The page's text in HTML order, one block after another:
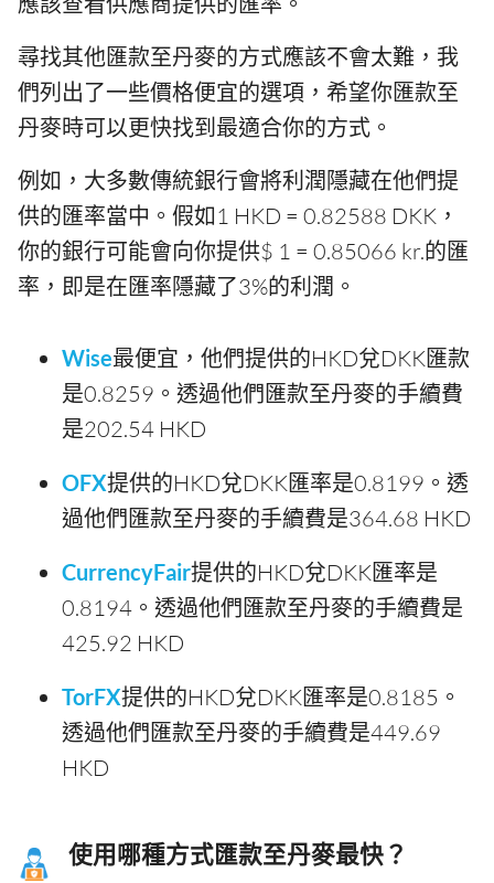
尋找其他匯款至丹麥的方式應該不會太難，我
們列出了一些價格便宜的選項，希望你匯款至
丹麥時可以更快找到最適合你的方式。
例如，大多數傳統銀行會將利潤隱藏在他們提
供的匯率當中。假如1 HKD = 0.82588 DKK，
你的銀行可能會向你提供$ 1 = 0.85066 kr.的匯
率，即是在匯率隱藏了3%的利潤。
Wise最便宜，他們提供的HKD兌DKK匯款
是0.8259。透過他們匯款至丹麥的手續費
是202.54 HKD
OFX提供的HKD兌DKK匯率是0.8199。透
過他們匯款至丹麥的手續費是364.68 HKD
CurrencyFair提供的HKD兌DKK匯率是
0.8194。透過他們匯款至丹麥的手續費是
425.92 HKD
TorFX提供的HKD兌DKK匯率是0.8185。
透過他們匯款至丹麥的手續費是449.69
HKD
使用哪種方式匯款至丹麥最快？